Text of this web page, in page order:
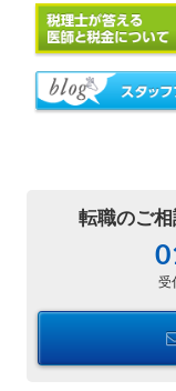
転職のご相
受